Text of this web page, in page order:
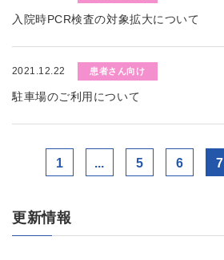
入院時PCR検査の対象拡大について
2021.12.22 患者さん向け
駐車場のご利用について
1 ... 5 6 7
更新情報